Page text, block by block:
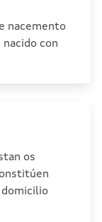
nacemento
con
os
domicilio